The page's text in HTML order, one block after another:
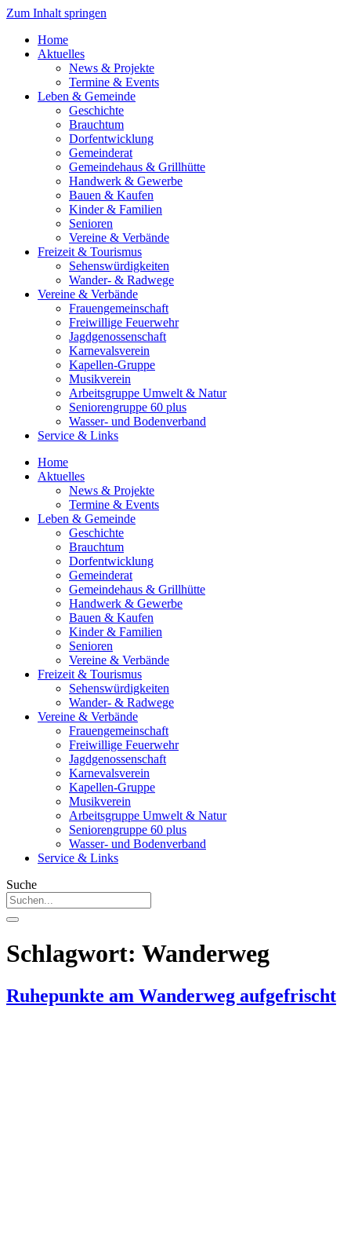
Zum Inhalt springen
Home
Aktuelles
News & Projekte
Termine & Events
Leben & Gemeinde
Geschichte
Brauchtum
Dorfentwicklung
Gemeinderat
Gemeindehaus & Grillhütte
Handwerk & Gewerbe
Bauen & Kaufen
Kinder & Familien
Senioren
Vereine & Verbände
Freizeit & Tourismus
Sehenswürdigkeiten
Wander- & Radwege
Vereine & Verbände
Frauengemeinschaft
Freiwillige Feuerwehr
Jagdgenossenschaft
Karnevalsverein
Kapellen-Gruppe
Musikverein
Arbeitsgruppe Umwelt & Natur
Seniorengruppe 60 plus
Wasser- und Bodenverband
Service & Links
Home
Aktuelles
News & Projekte
Termine & Events
Leben & Gemeinde
Geschichte
Brauchtum
Dorfentwicklung
Gemeinderat
Gemeindehaus & Grillhütte
Handwerk & Gewerbe
Bauen & Kaufen
Kinder & Familien
Senioren
Vereine & Verbände
Freizeit & Tourismus
Sehenswürdigkeiten
Wander- & Radwege
Vereine & Verbände
Frauengemeinschaft
Freiwillige Feuerwehr
Jagdgenossenschaft
Karnevalsverein
Kapellen-Gruppe
Musikverein
Arbeitsgruppe Umwelt & Natur
Seniorengruppe 60 plus
Wasser- und Bodenverband
Service & Links
Suche
Schlagwort: Wanderweg
Ruhepunkte am Wanderweg aufgefrischt